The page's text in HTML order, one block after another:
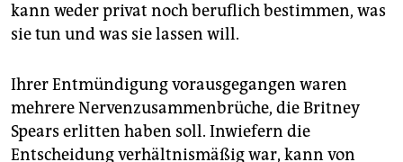
kann weder privat noch beruflich bestimmen, was
sie tun und was sie lassen will.
Ihrer Entmündigung vorausgegangen waren
mehrere Nervenzusammenbrüche, die Britney
Spears erlitten haben soll. Inwiefern die
Entscheidung verhältnismäßig war, kann von